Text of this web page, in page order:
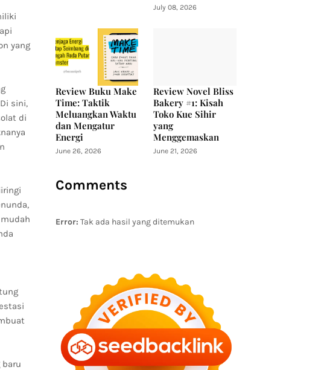
yang
sini,
di
July 08, 2026
Review Buku Make
Time: Taktik
Meluangkan Waktu
dan Mengatur
Energi
June 26, 2026
Review Novel Bliss
Bakery #1: Kisah
Toko Kue Sihir
yang
Menggemaskan
June 21, 2026
Comments
Error: Tak ada hasil yang ditemukan